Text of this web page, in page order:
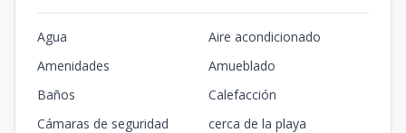
Agua
Aire acondicionado
Amenidades
Amueblado
Baños
Calefacción
Cámaras de seguridad
cerca de la playa